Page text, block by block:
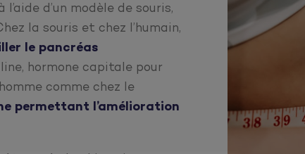
l’aide d’un modèle de souris,
la souris et chez l’humain,
le pancréas
hormone capitale pour
comme chez le
permettant l’amélioration